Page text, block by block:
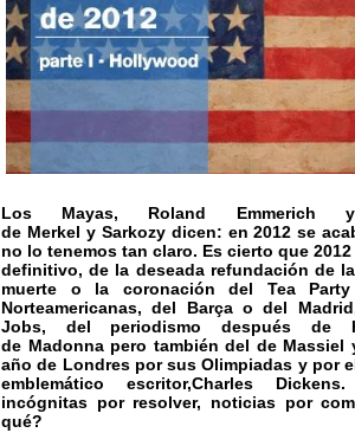
Los Mayas, Roland Emmerich y
de Merkel y Sarkozydicen: en 2012 se
no lo tenemos tan claro. Es cierto que
definitivo, de la deseada refundación de
muerte o la coronación del Tea Party
Norteamericanas, del Barça o del
Jobs, del periodismo después de
de Madonnapero también del de Massiel
año de Londrespor sus Olimpiadas y por
emblemático escritor,Charles Dickens.
incógnitas por resolver, noticias por
qué?